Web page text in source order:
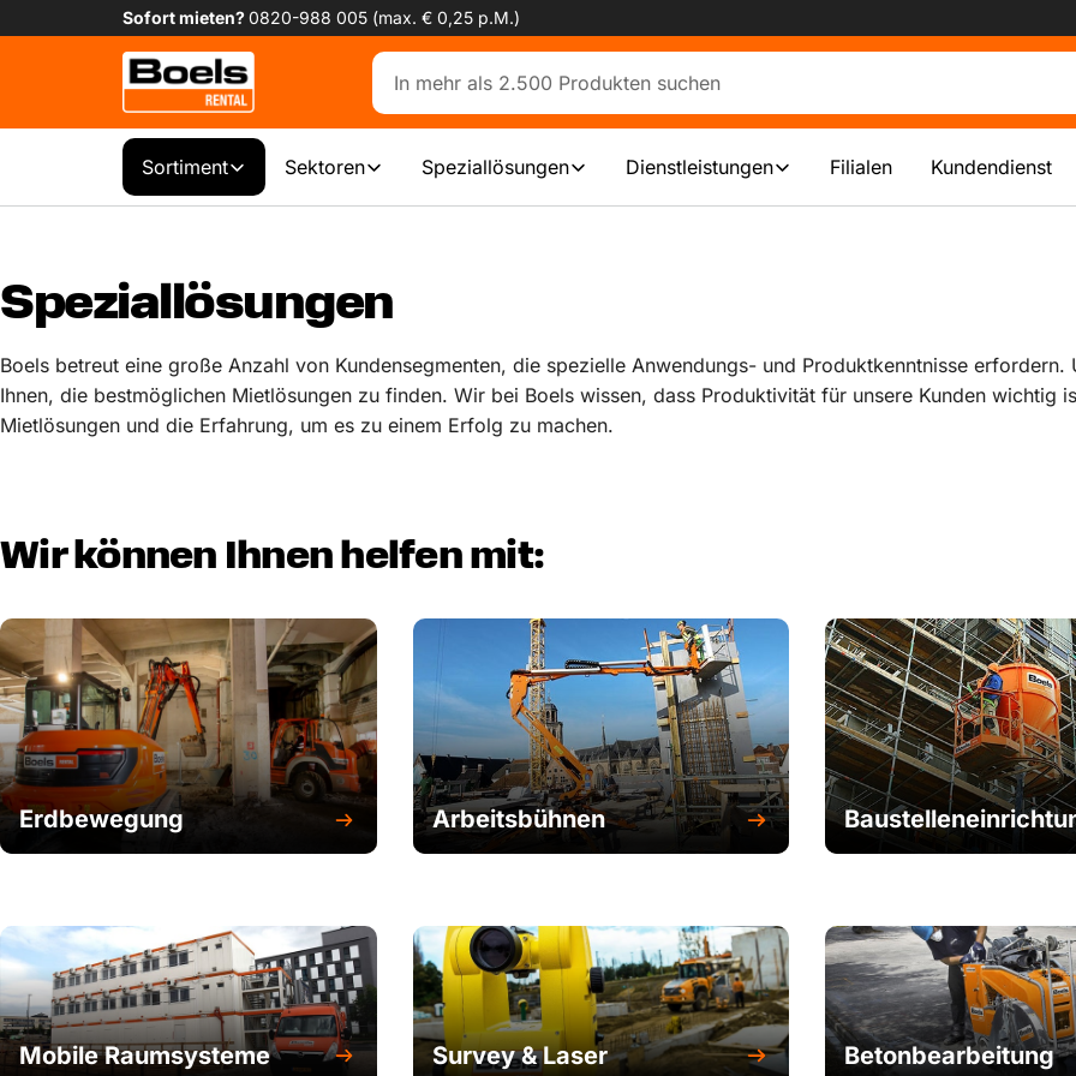
Sofort mieten?0820-988 005 (max. € 0,25 p.M.)
Sortiment Sektoren Speziallösungen Dienstleistungen Filialen Kundendienst
Speziallösungen
Boels betreut eine große Anzahl von Kundensegmenten, die spezielle Anwendungs- und Produktkenntnisse
Ihnen, die bestmöglichen Mietlösungen zu finden. Wir bei Boels wissen, dass Produktivität für unsere Kunden wichtig
Mietlösungen und die Erfahrung, um es zu einem Erfolg zu machen.
Wir können Ihnen helfen mit:
Erdbewegung Arbeitsbühnen
Mobile Raumsysteme Survey & Laser Betonbearbeitung